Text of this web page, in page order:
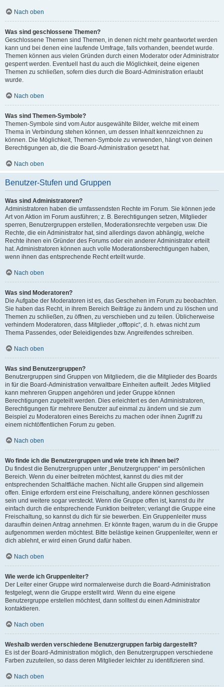
Nach oben
Was sind geschlossene Themen?
Geschlossene Themen sind Themen, in denen nicht mehr geantwortet werden
kann und bei denen eine laufende Umfrage, falls vorhanden, beendet wurde.
Themen können aus vielen Gründen durch einen Moderator oder Administrator
gesperrt werden. Eventuell hast du auch die Möglichkeit, deine eigenen
Themen zu schließen, sofern dies durch die Board-Administration erlaubt
wurde.
Nach oben
Was sind Themen-Symbole?
Themen-Symbole sind vom Autor ausgewählte Bilder, welche mit einem
Thema in Verbindung stehen können, um dessen Inhalt kennzeichnen zu
können. Die Möglichkeit, Themen-Symbole zu verwenden, hängt von deinen
Berechtigungen ab, die die Board-Administration gesetzt hat.
Nach oben
Benutzer-Stufen und Gruppen
Was sind Administratoren?
Administratoren haben die umfassendsten Rechte im Forum. Sie können jede
Art von Aktion im Forum ausführen; z. B. Berechtigungen setzen, Mitglieder
sperren, Benutzergruppen erstellen, Moderationsrechte vergeben usw. Die
Rechte, die ein Administrator hat, sind allerdings davon abhängig, welche
Rechte ihnen ein Gründer des Forums oder ein anderer Administrator erteilt
hat. Administratoren können auch volle Moderationsberechtigungen haben,
wenn ihnen das entsprechende Recht erteilt wurde.
Nach oben
Was sind Moderatoren?
Die Aufgabe der Moderatoren ist es, das Geschehen im Forum zu beobachten.
Sie haben das Recht, in ihrem Bereich Beiträge zu ändern und zu löschen und
Themen zu schließen, zu öffnen, zu verschieben und zu teilen. Üblicherweise
verhindern Moderatoren, dass Mitglieder „offtopic“, d. h. etwas nicht zum
Thema Passendes, oder Beleidigendes bzw. Angreifendes schreiben.
Nach oben
Was sind Benutzergruppen?
Benutzergruppen sind Gruppen von Mitgliedern, die die Mitglieder des Boards
in für die Board-Administration verwaltbare Einheiten aufteilt. Jedes Mitglied
kann mehreren Gruppen angehören und jeder Gruppe können
Berechtigungen zugeteilt werden. Dies erleichtert es den Administratoren,
Berechtigungen für mehrere Benutzer auf einmal zu ändern und sie zum
Beispiel zu Moderatoren eines Bereichs zu machen oder ihnen Zugriff zu
einem nichtöffentlichen Forum zu geben.
Nach oben
Wo finde ich die Benutzergruppen und wie trete ich ihnen bei?
Du findest die Benutzergruppen unter „Benutzergruppen“ im persönlichen
Bereich. Wenn du einer beitreten möchtest, kannst du dies mit der
entsprechenden Schaltfläche machen. Nicht alle Gruppen sind allgemein
offen. Einige erfordern erst eine Freischaltung, andere können geschlossen
sein und weitere sogar versteckt. Wenn die Gruppe offen ist, kannst du ihr
einfach durch die entsprechende Funktion beitreten; verlangt die Gruppe eine
Freischaltung, so kannst du dich für sie bewerben. Ein Gruppenleiter muss
daraufhin deinen Antrag annehmen. Er könnte fragen, warum du in die Gruppe
aufgenommen werden möchtest. Bitte belästige keinen Gruppenleiter, wenn er
dich ablehnt, er wird einen Grund dafür haben.
Nach oben
Wie werde ich Gruppenleiter?
Der Leiter einer Gruppe wird normalerweise durch die Board-Administration
festgelegt, wenn die Gruppe erstellt wird. Wenn du eine eigene
Benutzergruppe erstellen möchtest, dann solltest du einen Administrator
kontaktieren.
Nach oben
Weshalb werden verschiedene Benutzergruppen farbig dargestellt?
Es ist der Board-Administration möglich, den Benutzergruppen verschiedene
Farben zuzuteilen, so dass deren Mitglieder leichter zu identifizieren sind.
Nach oben